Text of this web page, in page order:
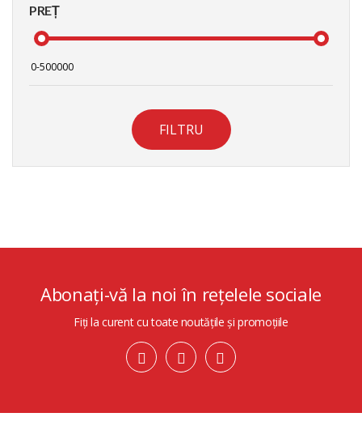
PREȚ
FILTRU
Abonați-vă la noi în rețelele sociale
Fiți la curent cu toate noutățile și promoțiile